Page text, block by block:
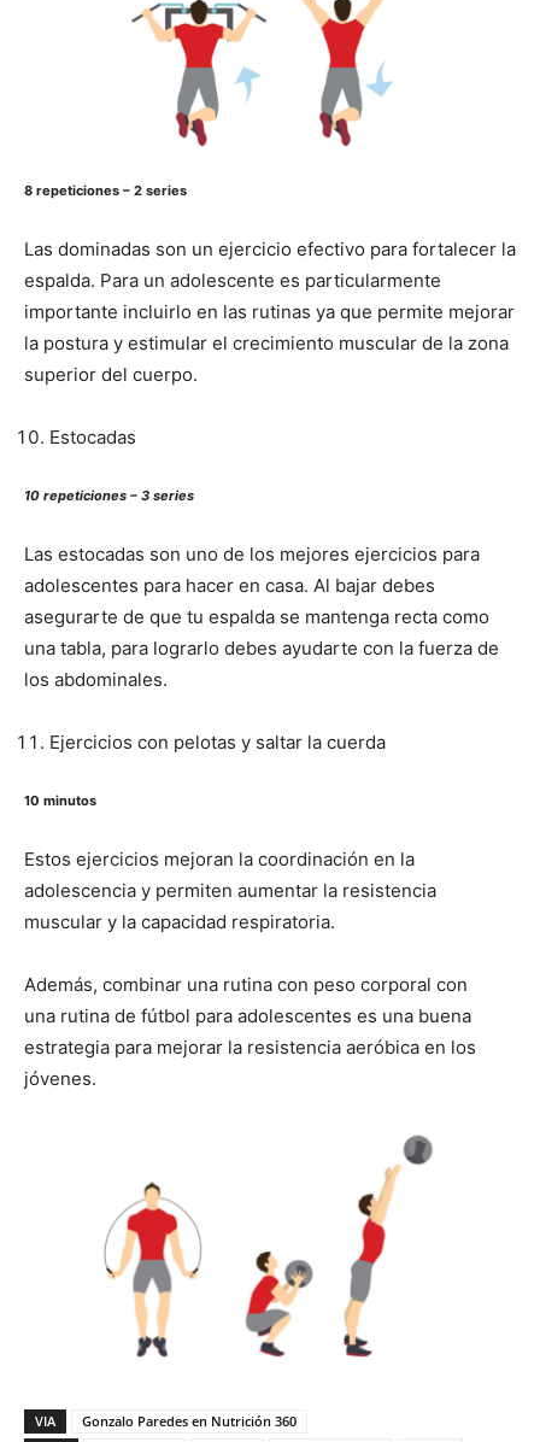
8 repeticiones – 2 series
Las dominadas son un ejercicio efectivo para fortalecer la
espalda. Para un adolescente es particularmente
importante incluirlo en las rutinas ya que permite mejorar
la postura y estimular el crecimiento muscular de la zona
superior del cuerpo.
Estocadas
10 repeticiones – 3 series
Las estocadas son uno de los mejores ejercicios para
adolescentes para hacer en casa. Al bajar debes
asegurarte de que tu espalda se mantenga recta como
una tabla, para lograrlo debes ayudarte con la fuerza de
los abdominales.
Ejercicios con pelotas y saltar la cuerda
10 minutos
Estos ejercicios mejoran la coordinación en la
adolescencia y permiten aumentar la resistencia
muscular y la capacidad respiratoria.
Además, combinar una rutina con peso corporal con
una rutina de fútbol para adolescentes es una buena
estrategia para mejorar la resistencia aeróbica en los
jóvenes.
VIA
Gonzalo Paredes en Nutrición 360